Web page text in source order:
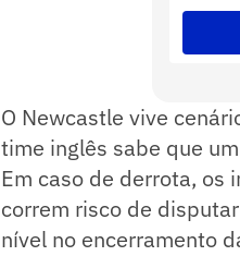
O Newcastle vive
time inglês sabe que
Em caso de derrota, os
correm risco de
nível no encerramento